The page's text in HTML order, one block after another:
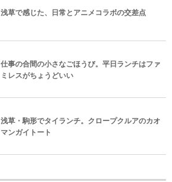
浅草で感じた、日常とアニメコラボの交差点
仕事の合間の小さなごほうび。平日ランチはファ
ミレスがちょうどいい
浅草・駒形でタイランチ。クロープクルアのカオ
マンガイトート